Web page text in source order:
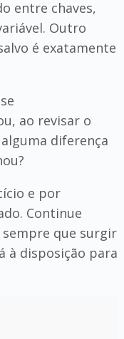
entre chaves,
Outro
é exatamente
ao revisar o
diferença
e por
Continue
que surgir
à disposição para